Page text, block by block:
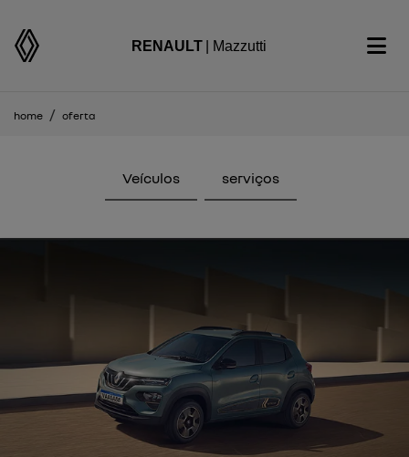
RENAULT | Mazzutti
home oferta
Veículos serviços